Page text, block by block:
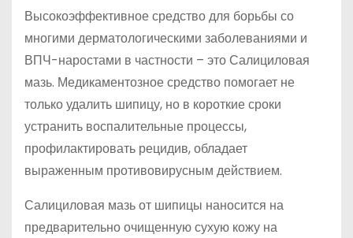
Высокоэффективное средство для борьбы со
многими дерматологическими заболеваниями и
ВПЧ-наростами в частности – это Салициловая
мазь. Медикаментозное средство помогает не
только удалить шипицу, но в короткие сроки
устранить воспалительные процессы,
профилактировать рецидив, обладает
выраженным противовирусным действием.
Салициловая мазь от шипицы наносится на
предварительно очищенную сухую кожу на